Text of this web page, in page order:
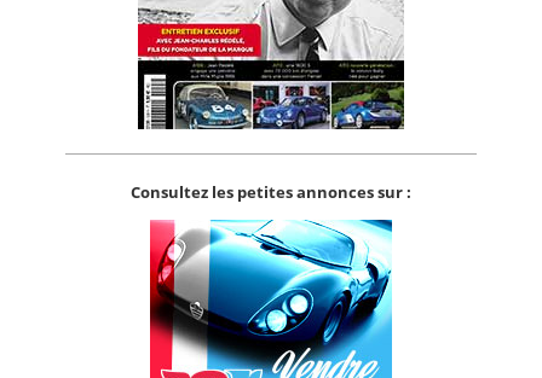
Consultez les petites annonces sur :